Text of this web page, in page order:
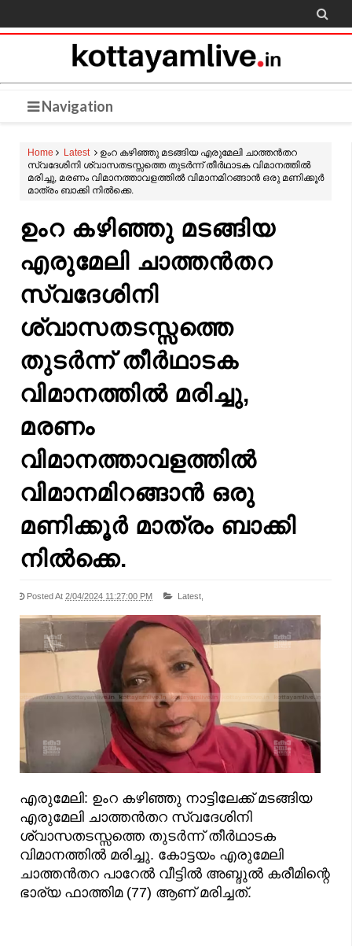

Navigation
Home Latest
ഉംറ കഴിഞ്ഞു മടങ്ങിയ എരുമേലി ചാത്തൻതറ
സ്വദേശിനി ശ്വാസതടസ്സത്തെ തുടർന്ന് തീർഥാടക വിമാനത്തിൽ
മരിച്ചു, മരണം വിമാനത്താവളത്തിൽ വിമാനമിറങ്ങാൻ ഒരു മണിക്കൂർ
മാത്രം ബാക്കി നിൽക്കെ.
ഉംറ കഴിഞ്ഞു മടങ്ങിയ
എരുമേലി ചാത്തൻതറ
സ്വദേശിനി
ശ്വാസതടസ്സത്തെ
തുടർന്ന് തീർഥാടക
വിമാനത്തിൽ മരിച്ചു,
മരണം
വിമാനത്താവളത്തിൽ
വിമാനമിറങ്ങാൻ ഒരു
മണിക്കൂർ മാത്രം ബാക്കി
നിൽക്കെ.
Posted At 2/04/2024 11:27:00 PM Latest,
എരുമേലി: ഉംറ കഴിഞ്ഞു നാട്ടിലേക്ക് മടങ്ങിയ
എരുമേലി ചാത്തൻതറ സ്വദേശിനി
ശ്വാസതടസ്സത്തെ തുടർന്ന് തീർഥാടക
വിമാനത്തിൽ മരിച്ചു. കോട്ടയം എരുമേലി
ചാത്തന്‍തറ പാറേല്‍ വീട്ടില്‍ അബ്ദുല്‍ കരീമിന്റെ
ഭാര്യ ഫാത്തിമ (77) ആണ് മരിച്ചത്.